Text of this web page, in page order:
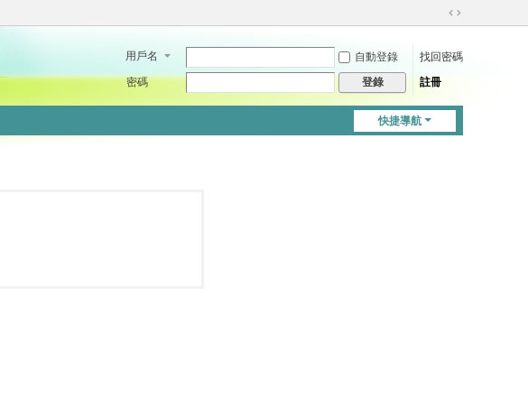
切
到
用戶名 自動登錄
找回密碼
密碼
登錄 註冊
快捷導航